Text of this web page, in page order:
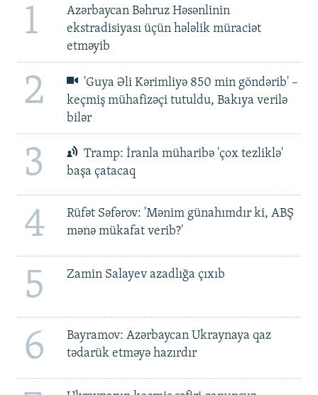
1
Azərbaycan Bəhruz Həsənlinin
ekstradisiyası üçün hələlik müraciət
etməyib
2
'Guya Əli Kərimliyə 850 min göndərib' –
keçmiş mühafizəçi tutuldu, Bakıya verilə
bilər
3
Tramp: İranla müharibə 'çox tezliklə'
başa çatacaq
4
Rüfət Səfərov: 'Mənim günahımdır ki, ABŞ
mənə mükafat verib?'
5 Zamin Salayev azadlığa çıxıb
6
Bayramov: Azərbaycan Ukraynaya qaz
tədarük etməyə hazırdır